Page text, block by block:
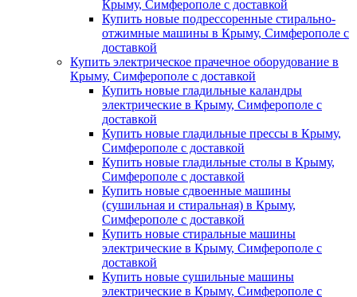
Крыму, Симферополе с доставкой
Купить новые подрессоренные стирально-
отжимные машины в Крыму, Симферополе с
доставкой
Купить электрическое прачечное оборудование в
Крыму, Симферополе с доставкой
Купить новые гладильные каландры
электрические в Крыму, Симферополе с
доставкой
Купить новые гладильные прессы в Крыму,
Симферополе с доставкой
Купить новые гладильные столы в Крыму,
Симферополе с доставкой
Купить новые сдвоенные машины
(сушильная и стиральная) в Крыму,
Симферополе с доставкой
Купить новые стиральные машины
электрические в Крыму, Симферополе с
доставкой
Купить новые сушильные машины
электрические в Крыму, Симферополе с